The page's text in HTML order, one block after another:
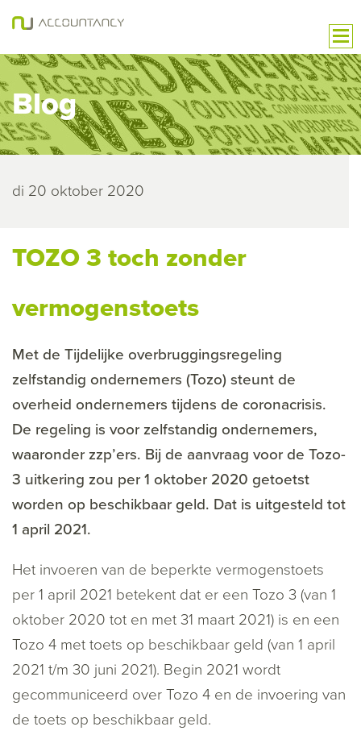
Blog
di 20 oktober 2020
TOZO 3 toch zonder
vermogenstoets
Met de Tijdelijke overbruggingsregeling
zelfstandig ondernemers (Tozo) steunt de
overheid ondernemers tijdens de coronacrisis.
De regeling is voor zelfstandig ondernemers,
waaronder zzp’ers. Bij de aanvraag voor de Tozo-
3 uitkering zou per 1 oktober 2020 getoetst
worden op beschikbaar geld. Dat is uitgesteld tot
1 april 2021.
Het invoeren van de beperkte vermogenstoets
per 1 april 2021 betekent dat er een Tozo 3 (van 1
oktober 2020 tot en met 31 maart 2021) is en een
Tozo 4 met toets op beschikbaar geld (van 1 april
2021 t/m 30 juni 2021). Begin 2021 wordt
gecommuniceerd over Tozo 4 en de invoering van
de toets op beschikbaar geld.